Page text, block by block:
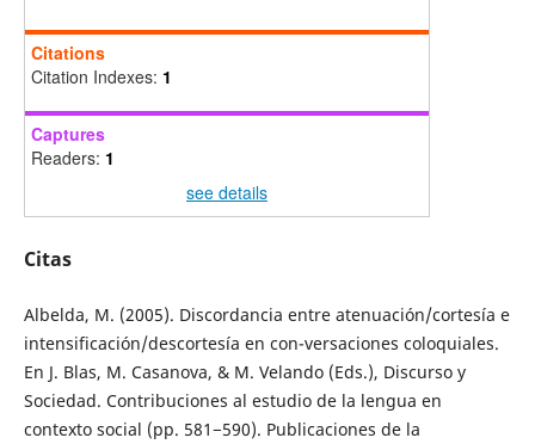
Citations
Citation Indexes: 1
Captures
Readers: 1
see details
Citas
Albelda, M. (2005). Discordancia entre atenuación/cortesía e
intensificación/descortesía en con-versaciones coloquiales.
En J. Blas, M. Casanova, & M. Velando (Eds.), Discurso y
Sociedad. Contribuciones al estudio de la lengua en
contexto social (pp. 581−590). Publicaciones de la